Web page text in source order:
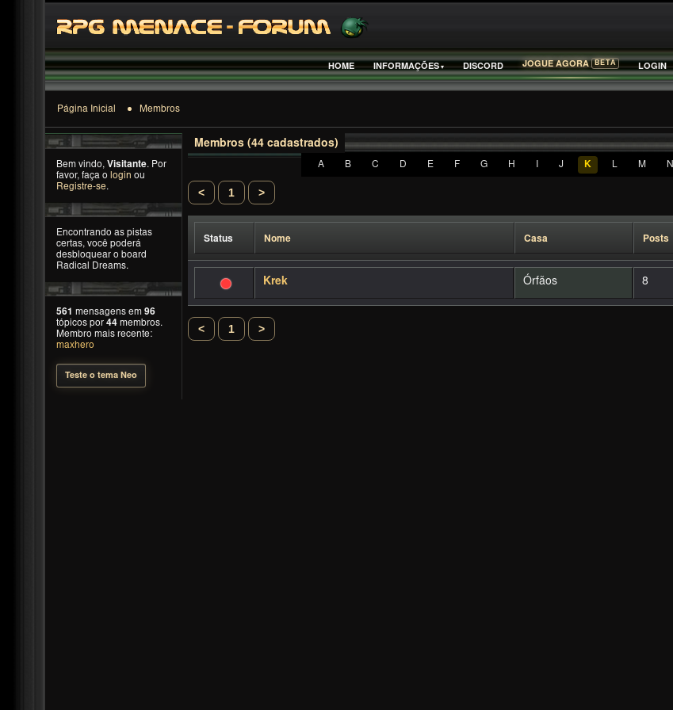
HOME INFORMAÇÕES DISCORD JOGUE AGORA BETA LOGIN
Página Inicial Membros
Bem vindo, Visitante. Por
favor, faça o login ou
Registre-se.
Encontrando as pistas
certas, você poderá
desbloquear o board
Radical Dreams.
561 mensagens em 96
tópicos por 44 membros.
Membro mais recente:
maxhero
Teste o tema Neo
Membros (44 cadastrados)
A B C D E F G H J K L M N
< 1 >
Status Nome Casa Posts
Krek Órfãos 8
< 1 >